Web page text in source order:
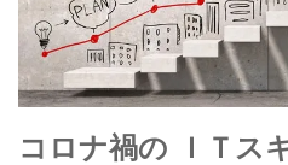
コロナ禍の ＩＴス